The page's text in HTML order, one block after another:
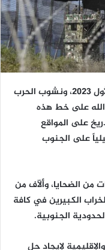
منذ بدء “طوفان الاقصى” في 7 تشرين الأول 2023، ونشوب الحرب
على خط هذه
على المواقع
على الجنوب
من الضحايا، وألآف من
الكبيرين في كافة
الجنوبية.
لإيجاد حل